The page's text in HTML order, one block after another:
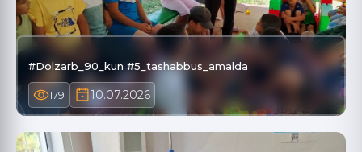
#Dolzarb_90_kun #5_tashabbus_amalda
179 10.07.2026